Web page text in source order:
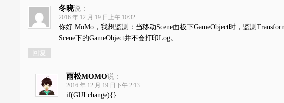
冬晓说：
2016 年 12 月 19 日上午 10:32
你好 MoMo，我想监测：当移动Scene面板下GameObject时，监测
Scene下的GameObject并不会打印Log。
回复
雨松MOMO说：
2016 年 12 月 19 日下午 2:13
if(GUI.change){}